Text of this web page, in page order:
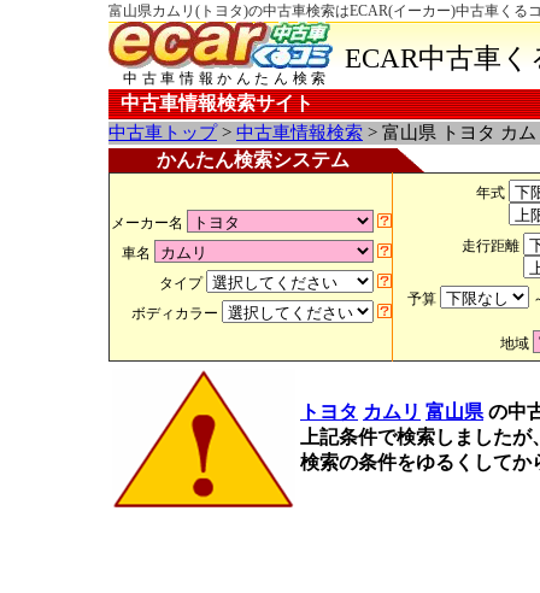
富山県カムリ(トヨタ)の中古車検索はECAR(イーカー)中古車くる
中古車情報かんたん検索
ECAR中古車
中古車情報検索サイト
中古車トップ> 中古車情報検索 > 富山県 トヨタ カ
かんたん検索システム
メーカー名
車名
タイプ
ボディカラー
年式
走行距離
予算
地域
トヨタ カムリ 富山県 の中
上記条件で検索しました
検索の条件をゆるくして